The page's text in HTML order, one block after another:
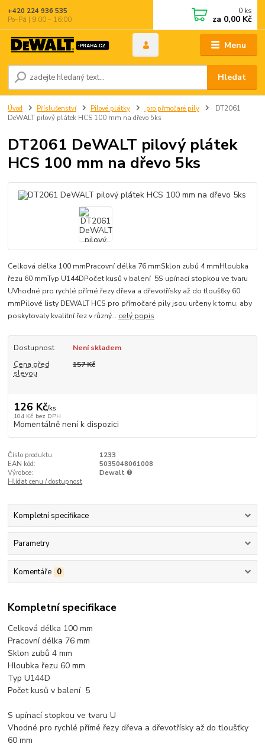
Menu
Hledat
+420 224 936 535
Po–Pá | 9:00 – 16:00
0 ks
za 0,00 Kč
Úvod Příslušenství Pilové plátky pro přmočaré pily
DT2061
DeWALT pilový plátek HCS 100 mm na dřevo 5ks
DT2061 DeWALT pilový plátek
HCS 100 mm na dřevo 5ks
Celková délka 100 mmPracovní délka 76 mmSklon zubů 4 mmHloubka
řezu 60 mmTyp U144DPočet kusů v balení 5S upínací stopkou ve tvaru
UVhodné pro rychlé přímé řezy dřeva a dřevotřísky až do tloušťky 60
mmPilové listy DEWALT HCS pro přímočaré pily jsou určeny k tomu, aby
poskytovaly kvalitní řez v různý... celý popis
Dostupnost
Není skladem
Cena před
slevou
157 Kč
126 Kč/ks
104 Kč bez DPH
Momentálně není k dispozici
Číslo produktu:
1233
EAN kód:
5035048061008
Výrobce:
Dewalt ®
Hlídat cenu / dostupnost
Kompletní specifikace
Parametry
Komentáře 0
Kompletní specifikace
Celková délka 100 mm
Pracovní délka 76 mm
Sklon zubů 4 mm
Hloubka řezu 60 mm
Typ U144D
Počet kusů v balení 5
S upínací stopkou ve tvaru U
Vhodné pro rychlé přímé řezy dřeva a dřevotřísky až do tloušťky
60 mm